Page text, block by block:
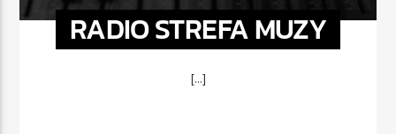
RADIO STREFA MUZY
[...]